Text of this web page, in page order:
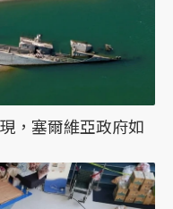
，塞爾維亞政府如